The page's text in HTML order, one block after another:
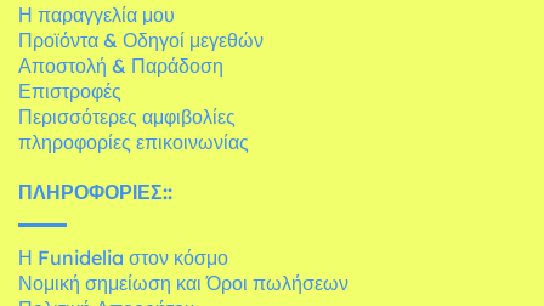
Η παραγγελία μου
Προϊόντα & Οδηγοί μεγεθών
Αποστολή & Παράδοση
Επιστροφές
Περισσότερες αμφιβολίες
πληροφορίες επικοινωνίας
ΠΛΗΡΟΦΟΡΊΕΣ::
Η Funidelia στον κόσμο
Νομική σημείωση και Όροι πωλήσεων